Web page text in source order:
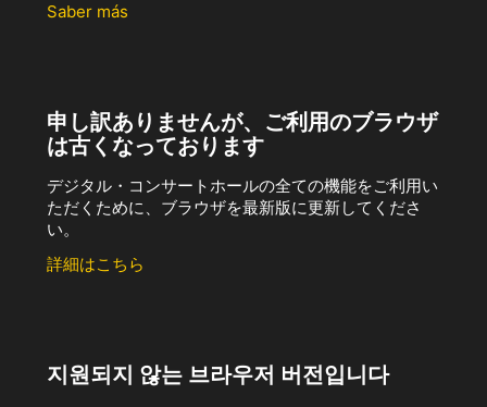
Saber más
申し訳ありませんが、ご利用のブラウザ
は古くなっております
デジタル・コンサートホールの全ての機能をご利用い
ただくために、ブラウザを最新版に更新してくださ
い。
詳細はこちら
지원되지 않는 브라우저 버전입니다